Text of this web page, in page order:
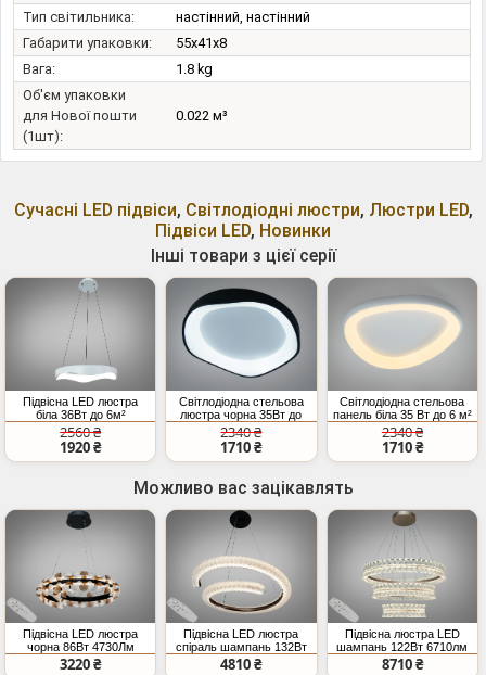
Тип світильника:
настінний, настінний
Габарити упаковки:
55x41x8
Вага:
1.8 kg
Об'єм упаковки
для Нової пошти
(1шт):
0.022 м³
Сучасні LED підвіси, Світлодіодні люстри, Люстри LED,
Підвіси LED, Новинки
Інші товари з цієї серії
Підвісна LED люстра
біла 36Вт до 6м²
2560 ₴
1920 ₴
Світлодіодна стельова
люстра чорна 35Вт до
6м²
2340 ₴
1710 ₴
Світлодіодна стельова
панель біла 35 Вт до 6 м²
2340 ₴
1710 ₴
Можливо вас зацікавлять
Підвісна LED люстра
чорна 86Вт 4730Лм
пульт
3220 ₴
Підвісна LED люстра
спіраль шампань 132Вт
7260Лм
4810 ₴
Підвісна люстра LED
шампань 122Вт 6710лм
з пультом
8710 ₴